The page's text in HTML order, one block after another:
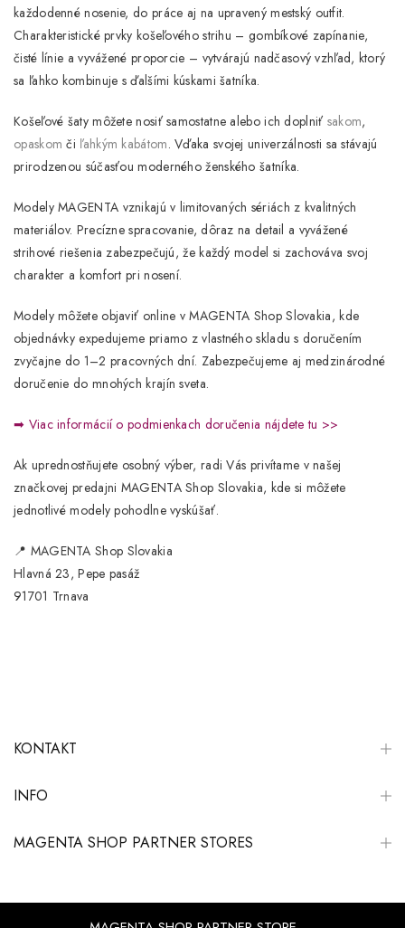
každodenné nosenie, do práce aj na upravený mestský outfit.
Charakteristické prvky košeľového strihu – gombíkové zapínanie,
čisté línie a vyvážené proporcie – vytvárajú nadčasový vzhľad, ktorý
sa ľahko kombinuje s ďalšími kúskami šatníka.
Košeľové šaty môžete nosiť samostatne alebo ich doplniť sakom,
opaskom či ľahkým kabátom. Vďaka svojej univerzálnosti sa stávajú
prirodzenou súčasťou moderného ženského šatníka.
ModelyMAGENTA vznikajú v limitovaných sériách z kvalitných
materiálov. Precízne spracovanie, dôraz na detail a vyvážené
strihové riešenia zabezpečujú, že každý model si zachováva svoj
charakter a komfort pri nosení.
Modely môžete objaviť online vMAGENTA Shop Slovakia, kde
objednávky expedujeme priamo z vlastného skladu s doručením
zvyčajne do 1–2 pracovných dní. Zabezpečujeme aj medzinárodné
doručenie do mnohých krajín sveta.
➡ Viac informácií o podmienkach doručenia nájdete tu >>
Ak uprednostňujete osobný výber, radi Vás privítame v našej
značkovej predajni MAGENTA Shop Slovakia, kde si môžete
jednotlivé modely pohodlne vyskúšať.
📍 MAGENTA Shop Slovakia
Hlavná 23, Pepe pasáž
91701 Trnava
KONTAKT
INFO
MAGENTA SHOP PARTNER STORES